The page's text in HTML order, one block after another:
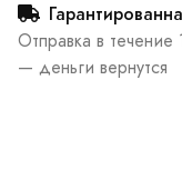
Отправка в
— деньги вернутся